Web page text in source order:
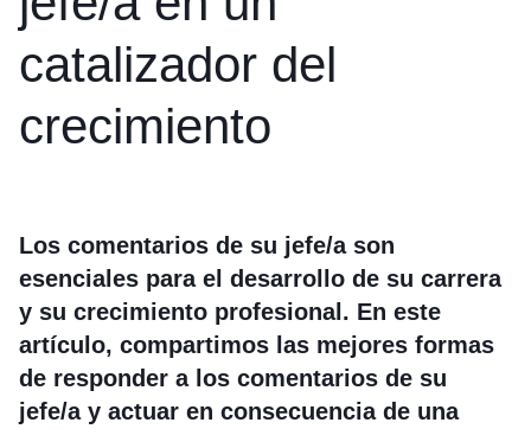
catalizador del
crecimiento
Los comentarios de su jefe/a son
esenciales para el desarrollo de su carrera
y su crecimiento profesional. En este
artículo, compartimos las mejores formas
de responder a los comentarios de su
jefe/a y actuar en consecuencia de una